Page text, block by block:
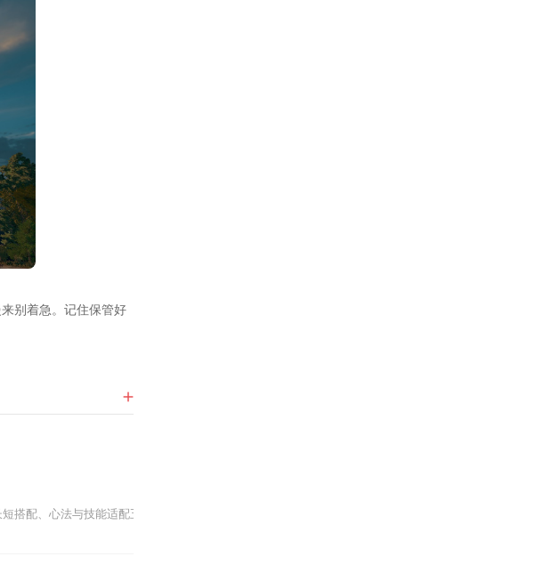
别着急。记住保管好
搭配、心法与技能适配五大关键点，忽视任意一点都会出现连招断裂、伤害断层、生存能力不足的问